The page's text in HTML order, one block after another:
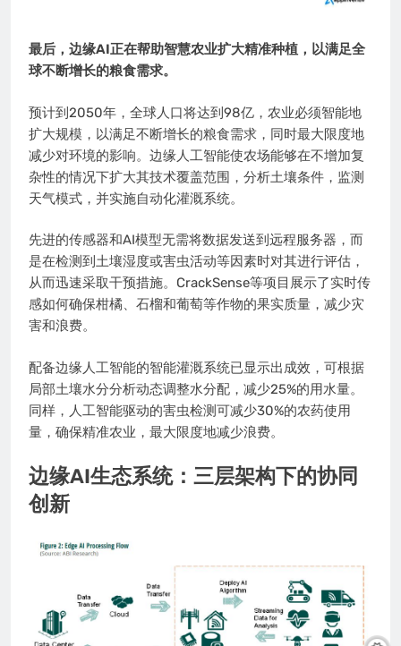
最后，边缘AI正在帮助智慧农业扩大精准种植，以满足全
球不断增长的粮食需求。
预计到2050年，全球人口将达到98亿，农业必须智能地
扩大规模，以满足不断增长的粮食需求，同时最大限度地
减少对环境的影响。边缘人工智能使农场能够在不增加复
杂性的情况下扩大其技术覆盖范围，分析土壤条件，监测
天气模式，并实施自动化灌溉系统。
先进的传感器和AI模型无需将数据发送到远程服务器，而
是在检测到土壤湿度或害虫活动等因素时对其进行评估，
从而迅速采取干预措施。CrackSense等项目展示了实时传
感如何确保柑橘、石榴和葡萄等作物的果实质量，减少灾
害和浪费。
配备边缘人工智能的智能灌溉系统已显示出成效，可根据
局部土壤水分分析动态调整水分配，减少25%的用水量。
同样，人工智能驱动的害虫检测可减少30%的农药使用
量，确保精准农业，最大限度地减少浪费。
边缘AI生态系统：三层架构下的协同
创新